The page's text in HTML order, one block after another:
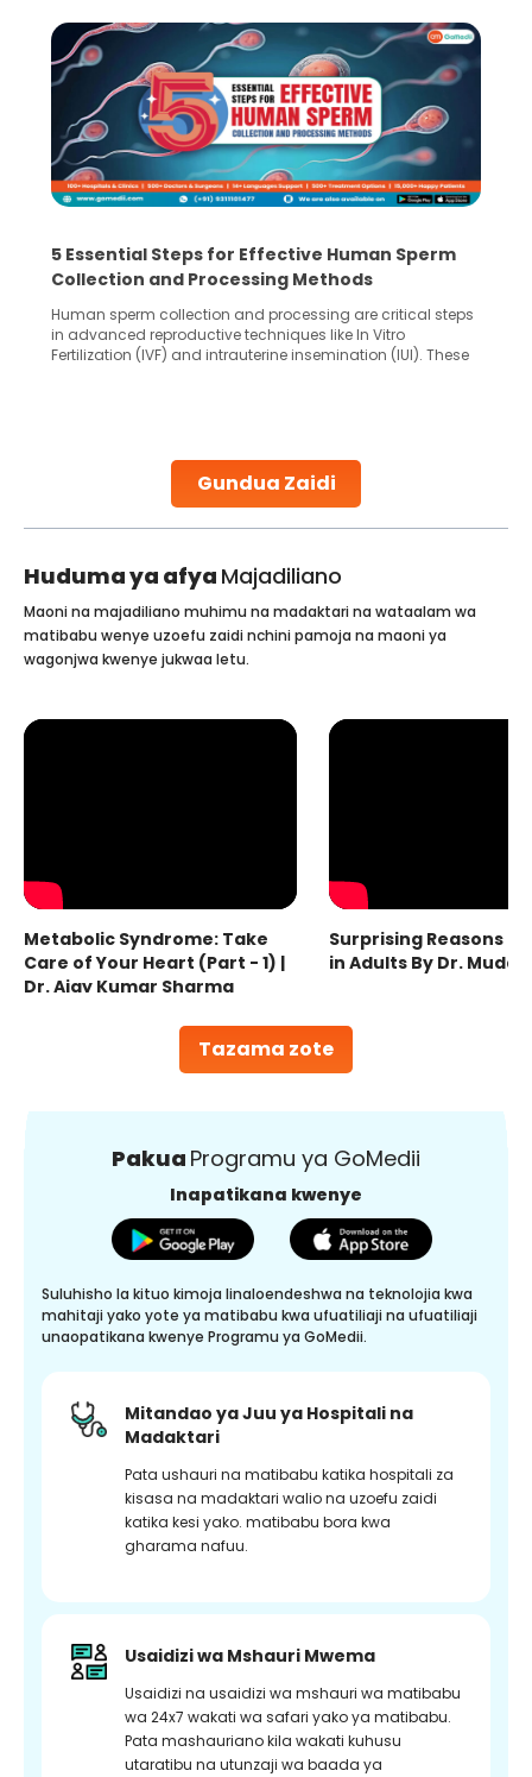
Gundua Zaidi
5 Essential Steps for Effective Human Sperm
Collection and Processing Methods
Human sperm collection and processing are critical steps
in advanced reproductive techniques like In Vitro
Fertilization (IVF) and intrauterine insemination (IUI). These
collected, they process the
Huduma ya afya Majadiliano
Tazama zote
Maoni na majadiliano muhimu na madaktari na wataalam wa
matibabu wenye uzoefu zaidi nchini pamoja na maoni ya
wagonjwa kwenye jukwaa letu.
Metabolic Syndrome: Take
Care of Your Heart (Part - 1) |
Dr. Ajay Kumar Sharma
Surprising Reasons
in Adults By Dr.
Pakua Programu ya GoMedii
Inapatikana kwenye
Suluhisho la kituo kimoja linaloendeshwa na teknolojia kwa
mahitaji yako yote ya matibabu kwa ufuatiliaji na ufuatiliaji
unaopatikana kwenye Programu ya GoMedii.
Mitandao ya Juu ya Hospitali na
Madaktari
Pata ushauri na matibabu katika hospitali za
kisasa na madaktari walio na uzoefu zaidi
katika kesi yako. matibabu bora kwa
gharama nafuu.
Usaidizi wa Mshauri Mwema
Usaidizi na usaidizi wa mshauri wa matibabu
wa 24x7 wakati wa safari yako ya matibabu.
Pata mashauriano kila wakati kuhusu
utaratibu na utunzaji wa baada ya